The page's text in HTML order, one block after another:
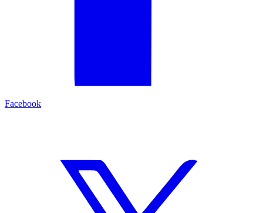
Facebook